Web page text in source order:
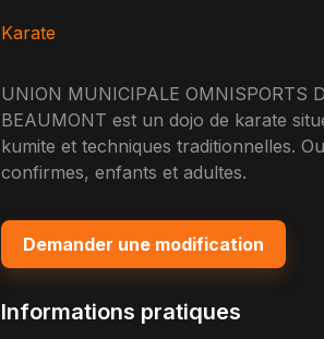
Karate
UNION MUNICIPALE OMNISPORTS
BEAUMONT est un dojo de karate
kumite et techniques traditionnelles.
confirmes, enfants et adultes.
Demander une modification
Informations pratiques